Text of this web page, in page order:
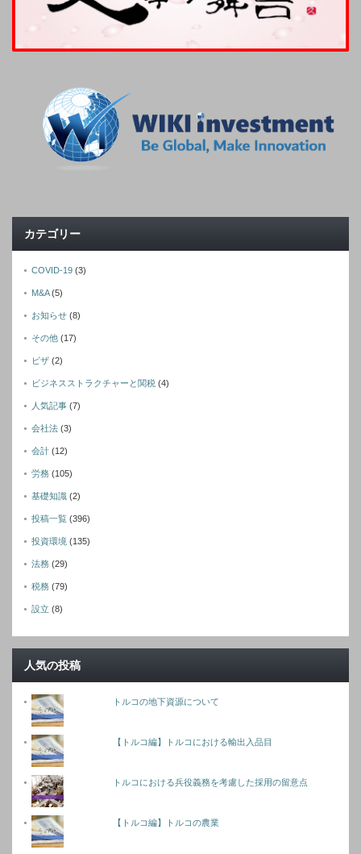
カテゴリー
COVID-19 (3)
M&A(5)
お知らせ (8)
その他 (17)
ビザ (2)
ビジネスストラクチャーと関税 (4)
人気記事 (7)
会社法 (3)
会計 (12)
労務 (105)
基礎知識 (2)
投稿一覧 (396)
投資環境 (135)
法務 (29)
税務 (79)
設立 (8)
人気の投稿
トルコの地下資源について
【トルコ編】トルコにおける輸出入品目
トルコにおける兵役義務を考慮した採用の留意点
【トルコ編】トルコの農業